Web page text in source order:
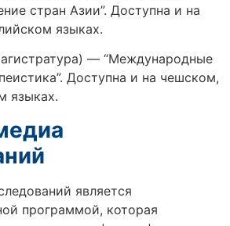
стран Азии”. Доступна и на
языках.
— “Международные
Доступна и на чешском,
языках.
является
программой, которая